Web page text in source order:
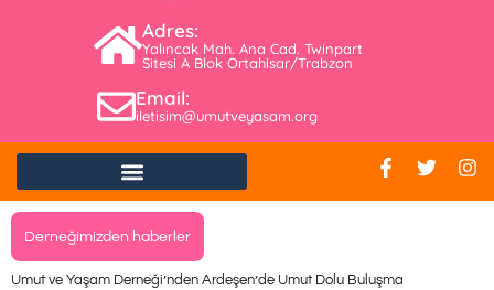
Adres:
Yalıncak Mah. Ana Cad. Twinpart
Sitesi A Blok Ortahisar/Trabzon
Email:
iletisim@umutveyasam.org
Derneğimizden haberler
Umut ve Yaşam Derneği’nden Ardeşen’de Umut Dolu Buluşma